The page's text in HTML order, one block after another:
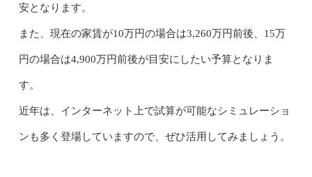
安となります。
また、現在の家賃が10万円の場合は3,260万円前後、15万
円の場合は4,900万円前後が目安にしたい予算となりま
す。
近年は、インターネット上で試算が可能なシミュレーショ
ンも多く登場していますので、ぜひ活用してみましょう。